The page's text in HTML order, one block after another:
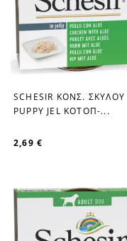
favorite_border
SCHESIR ΚΟΝΣ. ΣΚΥΛΟΥ
PUPPY JEL ΚΟΤΟΠ-...
2,69 €